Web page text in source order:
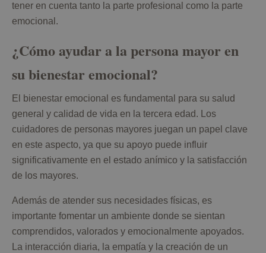
tener en cuenta tanto la parte profesional como la parte
emocional.
¿Cómo ayudar a la persona mayor en
su bienestar emocional?
El bienestar emocional es fundamental para su salud
general y calidad de vida en la tercera edad. Los
cuidadores de personas mayores juegan un papel clave
en este aspecto, ya que su apoyo puede influir
significativamente en el estado anímico y la satisfacción
de los mayores.
Además de atender sus necesidades físicas, es
importante fomentar un ambiente donde se sientan
comprendidos, valorados y emocionalmente apoyados.
La interacción diaria, la empatía y la creación de un